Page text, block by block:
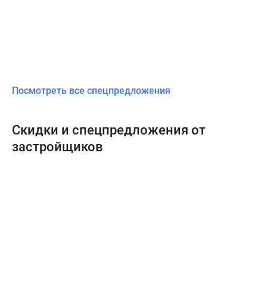
Посмотреть все спецпредложения
Скидки и спецпредложения от
застройщиков